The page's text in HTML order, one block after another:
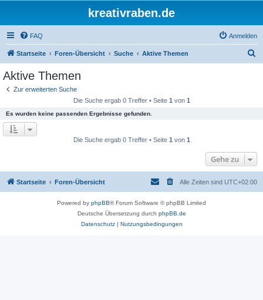
kreativraben.de
FAQ Anmelden
Startseite Foren-Übersicht Suche Aktive Themen
Aktive Themen
Zur erweiterten Suche
Die Suche ergab 0 Treffer • Seite 1 von 1
Es wurden keine passenden Ergebnisse gefunden.
Die Suche ergab 0 Treffer • Seite 1 von 1
Gehe zu
Startseite Foren-Übersicht Alle Zeiten sind UTC+02:00
Powered by phpBB® Forum Software © phpBB Limited
Deutsche Übersetzung durch phpBB.de
Datenschutz| Nutzungsbedingungen